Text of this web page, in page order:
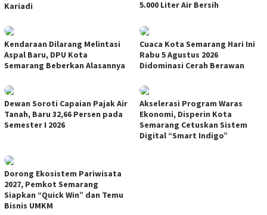
Kariadi
5.000 Liter Air Bersih
Kendaraan Dilarang Melintasi
Aspal Baru, DPU Kota
Semarang Beberkan Alasannya
Cuaca Kota Semarang Hari Ini
Rabu 5 Agustus 2026
Didominasi Cerah Berawan
Dewan Soroti Capaian Pajak Air
Tanah, Baru 32,66 Persen pada
Semester I 2026
Akselerasi Program Waras
Ekonomi, Disperin Kota
Semarang Cetuskan Sistem
Digital “Smart Indigo”
Dorong Ekosistem Pariwisata
2027, Pemkot Semarang
Siapkan “Quick Win” dan Temu
Bisnis UMKM